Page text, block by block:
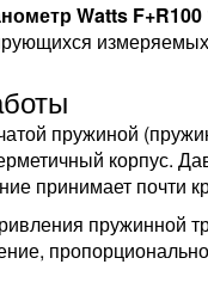
Watts F+R100
пружиной
корпус.
принимает почти
пружинной